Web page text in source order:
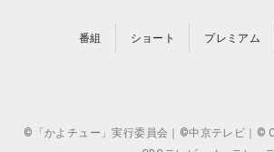
番組 ショート プレミアム
©「かよチュー」実行委員会｜©中京テレビ｜©